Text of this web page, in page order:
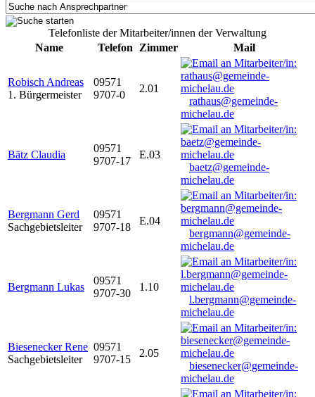
Telefonliste der Mitarbeiter/innen der Verwaltung
Name
Telefon Zimmer Mail
Robisch Andreas
1. Bürgermeister
09571
9707-0
2.01
rathaus@gemeinde-
michelau.de
Bätz Claudia
09571
9707-17
E.03
baetz@gemeinde-
michelau.de
Bergmann Gerd
Sachgebietsleiter
09571
9707-18
E.04
bergmann@gemeinde-
michelau.de
Bergmann Lukas
09571
9707-30
1.10
l.bergmann@gemeinde-
michelau.de
Biesenecker Rene
Sachgebietsleiter
09571
9707-15
2.05
biesenecker@gemeinde-
michelau.de